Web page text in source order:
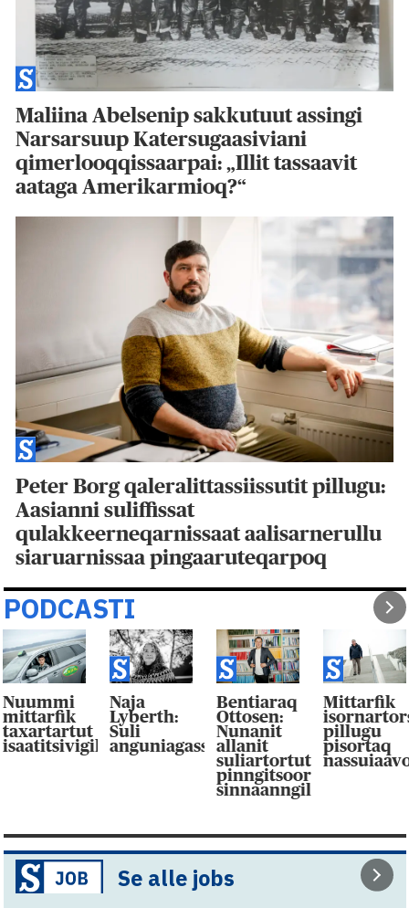
Maliina Abelsenip sakkutuut assingi
Narsarsuup Katersugaasiviani
qimerlooqqissaarpai: „Illit tassaavit
aataga Amerikarmioq?“
Peter Borg qaleralittassiissutit pillugu:
Aasianni suliffissat
qulakkeerneqarnissaat aalisarnerullu
siaruarnissaa pingaaruteqarpoq
PODCASTI
Nuummi
mittarfik
taxartartut
isaatitsivigilluarpaat
Naja
Lyberth:
Suli
anguniagassaqaqaagut
Bentiaraq
Ottosen:
Nunanit
allanit
suliartortut
pinngitsoor-
Mittarfik
pillugu
pisortaq
Se alle jobs